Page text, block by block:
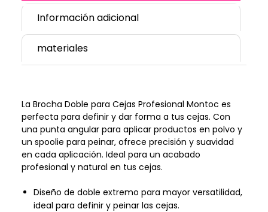
Información adicional
materiales
La Brocha Doble para Cejas Profesional Montoc es
perfecta para definir y dar forma a tus cejas. Con
una punta angular para aplicar productos en polvo y
un spoolie para peinar, ofrece precisión y suavidad
en cada aplicación. Ideal para un acabado
profesional y natural en tus cejas.
Diseño de doble extremo para mayor versatilidad,
ideal para definir y peinar las cejas.